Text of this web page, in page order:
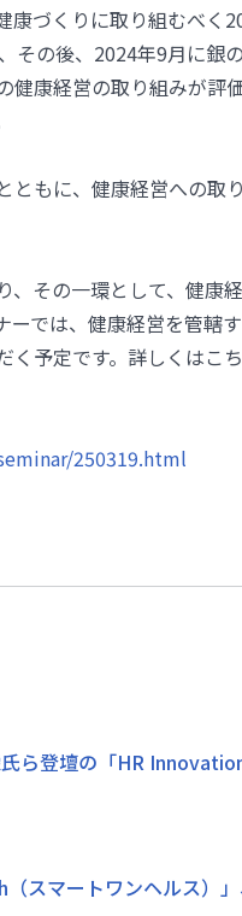
康づくりに取り組むべく
その後、2024年9月に銀
康経営の取り組みが評価
ともに、健康経営への取
、その一環として、健康
ーでは、健康経営を管轄
く予定です。詳しくはこ
250319.html
ら登壇の「HR
スマートワンヘルス）